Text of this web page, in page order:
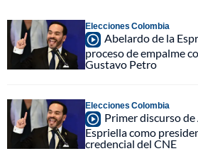
Elecciones Colombia
Abelardo de la
proceso de empalme
Gustavo Petro
Elecciones Colombia
Primer discurso
Espriella como
credencial del CNE